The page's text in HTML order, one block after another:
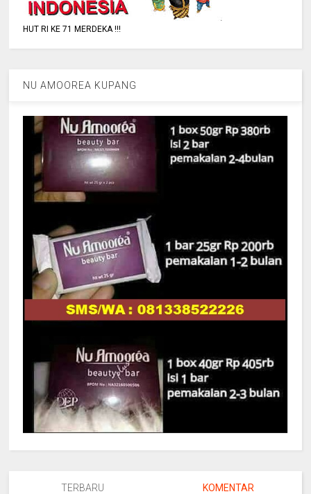
HUT RI KE 71 MERDEKA !!!
NU AMOOREA KUPANG
TERBARU KOMENTAR